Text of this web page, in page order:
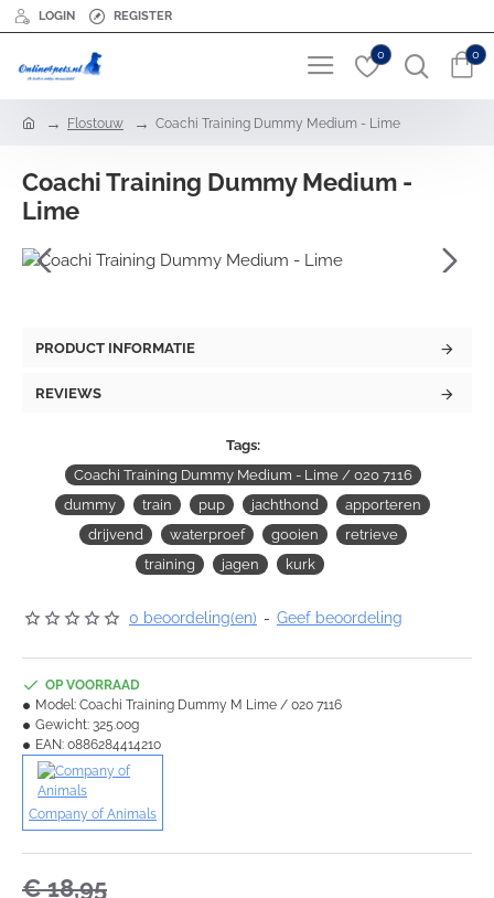
LOGIN REGISTER
0 0
e
Flostouw Coachi Training Dummy Medium - Lime
Coachi Training Dummy Medium -
Lime
PRODUCT INFORMATIE
REVIEWS
Tags:
Coachi Training Dummy Medium - Lime / 020 7116
dummy
train pup jachthond
apporteren
drijvend
waterproef gooien
retrieve
training
jagen kurk
0 beoordeling(en) - Geef beoordeling
€ 18,95
OP VOORRAAD
Model: Coachi Training Dummy M Lime / 020 7116
Gewicht: 325.00g
EAN: 0886284414210
Company of Animals